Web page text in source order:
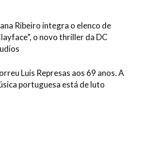
Ribeiro integra o elenco de
o novo thriller da DC
Luís Represas aos 69 anos. A
portuguesa está de luto